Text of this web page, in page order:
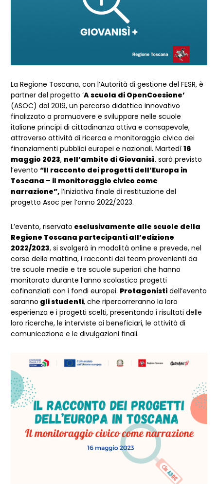
La Regione Toscana, con l’Autorità di gestione del FESR, è
partner del progetto ‘A scuola di OpenCoesione’
(ASOC) dal 2019, un percorso didattico innovativo
finalizzato a promuovere e sviluppare nelle scuole
italiane principi di cittadinanza attiva e consapevole,
attraverso attività di ricerca e monitoraggio civico dei
finanziamenti pubblici europei e nazionali. Martedì16
maggio 2023, nell’ambito di Giovanisì, sarà previsto
l’evento“Il racconto dei progetti dell’Europa in
Toscana – il monitoraggio civico come
narrazione”, l’iniziativa finale di restituzione del
progetto Asoc per l’anno 2022/2023.
L’evento, riservato esclusivamente alle scuole della
Regione Toscana partecipanti all’edizione
2022/2023, si svolgerà in modalità online e prevede, nel
corso della mattina, i racconti dei team provenienti da
tre scuole medie e tre scuole superiori che hanno
monitorato durante l’anno scolastico progetti
cofinanziati con i fondi europei. Protagonisti dell’evento
saranno gli studenti, che ripercorreranno la loro
esperienza e i progetti scelti, presentando i risultati delle
loro ricerche, le interviste ai beneficiari, le attività di
comunicazione e le divulgazioni finali.